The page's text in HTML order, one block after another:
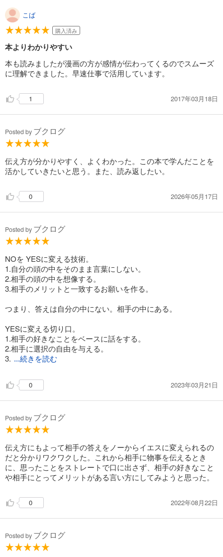
こば
購入済み
本よりわかりやすい
本も読みましたが漫画の方が感情が伝わってくるのでスムーズ
に理解できました。早速仕事で活用しています。
1 2017年03月18日
Posted by ブクログ
伝え方が分かりやすく、よくわかった。この本で学んだことを
活かしていきたいと思う。また、読み返したい。
0 2026年05月17日
Posted by ブクログ
NOを YESに変える技術。
1.自分の頭の中をそのまま言葉にしない。
2.相手の頭の中を想像する。
3.相手のメリットと一致するお願いを作る。
つまり、答えは自分の中にない。相手の中にある。
YESに変える切り口。
1.相手の好きなことをベースに話をする。
2.相手に選択の自由を与える。
3. ...続きを読む
0 2023年03月21日
Posted by ブクログ
伝え方にもよって相手の答えをノーからイエスに変えられるの
だと分かりワクワクした。これから相手に物事を伝えるとき
に、思ったことをストレートで口に出さず、相手の好きなこと
や相手にとってメリットがある言い方にしてみようと思った。
0 2022年08月22日
Posted by ブクログ